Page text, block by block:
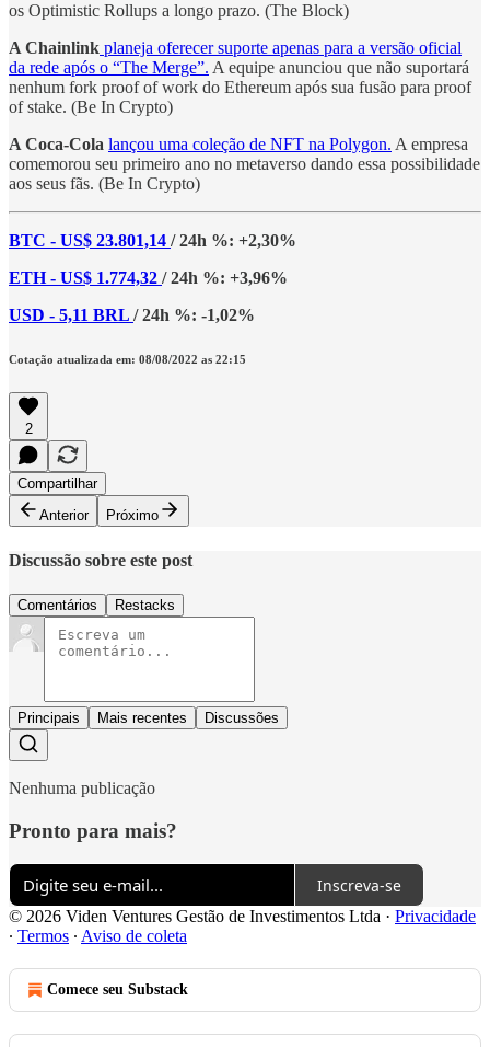
os Optimistic Rollups a longo prazo. (The Block)
A Chainlink planeja oferecer suporte apenas para a versão oficial
da rede após o “The Merge”. A equipe anunciou que não suportará
nenhum fork proof of work do Ethereum após sua fusão para proof
of stake. (Be In Crypto)
A Coca-Cola lançou uma coleção de NFT na Polygon. A empresa
comemorou seu primeiro ano no metaverso dando essa possibilidade
aos seus fãs. (Be In Crypto)
BTC - US$ 23.801,14 / 24h %: +2,30%
ETH - US$ 1.774,32 / 24h %: +3,96%
USD - 5,11 BRL / 24h %: -1,02%
Cotação atualizada em: 08/08/2022 as 22:15
2
Compartilhar
Anterior
Próximo
Discussão sobre este post
Comentários Restacks
Principais Mais recentes Discussões
Nenhuma publicação
Pronto para mais?
Inscreva-se
© 2026 Viden Ventures Gestão de Investimentos Ltda · Privacidade
∙ Termos ∙ Aviso de coleta
Comece seu Substack